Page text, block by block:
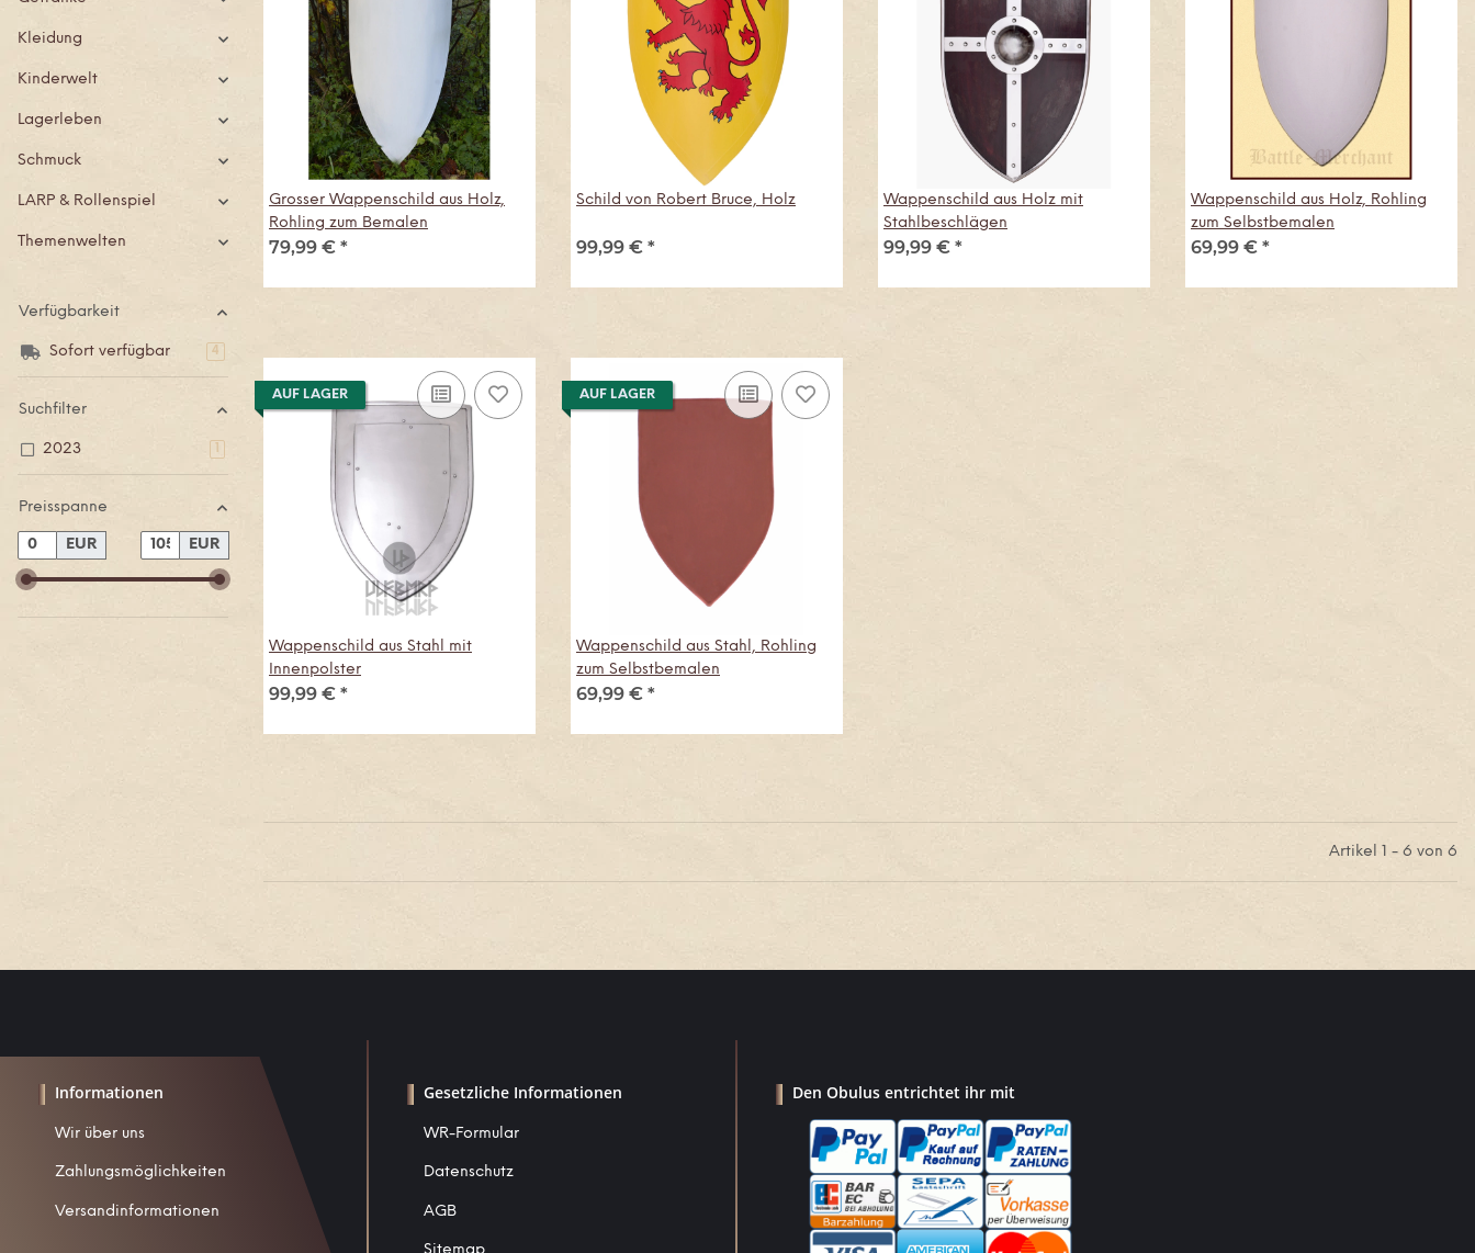
Grosser Wappenschild aus Holz,
Rohling zum Bemalen
79,99 € *
Schild von Robert Bruce, Holz
99,99 € *
Wappenschild aus Holz mit
Stahlbeschlägen
99,99 € *
Wappenschild aus Holz, Rohling
zum Selbstbemalen
69,99 € *
AUF LAGER
Wappenschild aus Stahl mit
Innenpolster
99,99 € *
AUF LAGER
Wappenschild aus Stahl, Rohling
zum Selbstbemalen
69,99 € *
Artikel 1 - 6 von 6
Kleidung
Kinderwelt
Lagerleben
Schmuck
LARP & Rollenspiel
Themenwelten
Verfügbarkeit
Sofort verfügbar 4
Suchfilter
2023
Preisspanne
EUR EUR
Informationen
Wir über uns
Zahlungsmöglichkeiten
Versandinformationen
Gesetzliche Informationen
WR-Formular
Datenschutz
AGB
Den Obulus entrichtet ihr mit